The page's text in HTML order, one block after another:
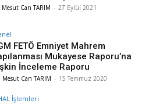
Mesut Can TARIM - 27 Eylül 2021
FETÖ Emniyet Mahrem
Mukayese Raporu’na
İnceleme Raporu
Mesut Can TARIM - 15 Temmuz 2020
İşlemleri